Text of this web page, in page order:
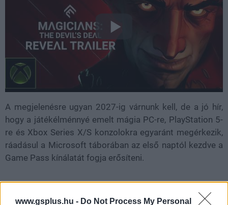
www.gsplus.hu - Do Not Process My Personal
A megjelenésre ugyan 2027-ig várnunk kell, de a jó hír,
hogy a játékélménnyé emelt mágia PC-re, PlayStation 5-
re és Xbox Series X/S konzolokra egyaránt megérkezik,
ráadásul a Microsoft táborában az első naptól kezdve a
Game Pass kínálatát fogja erősíteni.
SMASH by Meló-Diák: Homok, zene és a nyár legjobb